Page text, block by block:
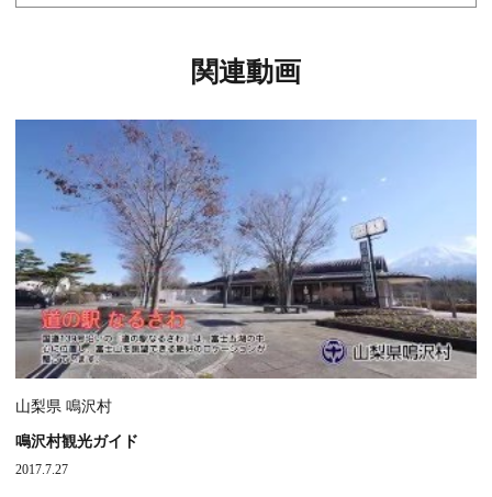
関連動画
山梨県 鳴沢村
鳴沢村観光ガイド
2017.7.27